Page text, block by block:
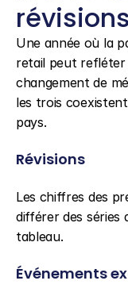
Une année où la
retail peut
changement de
les trois
pays.
Révisions
Les chiffres des
différer des séries
tableau.
Événements